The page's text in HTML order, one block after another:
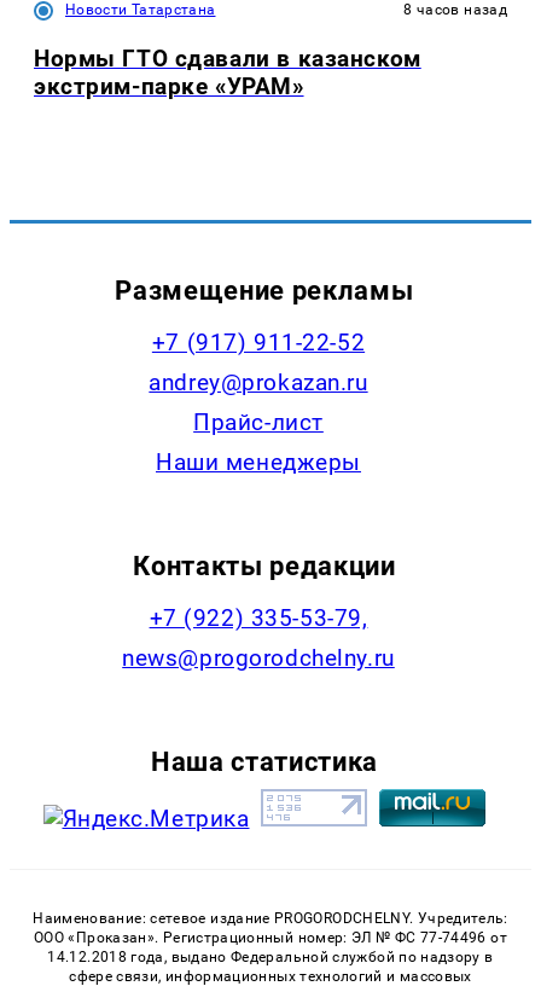
Новости Татарстана 8 часов назад
Нормы ГТО сдавали в казанском
экстрим-парке «УРАМ»
Размещение рекламы
+7 (917) 911-22-52
andrey@prokazan.ru
Прайс-лист
Наши менеджеры
Контакты редакции
+7 (922) 335-53-79,
news@progorodchelny.ru
Наша статистика
Наименование: сетевое издание PROGORODCHELNY. Учредитель:
ООО «Проказан». Регистрационный номер: ЭЛ № ФС 77-74496 от
14.12.2018 года, выдано Федеральной службой по надзору в
сфере связи, информационных технологий и массовых